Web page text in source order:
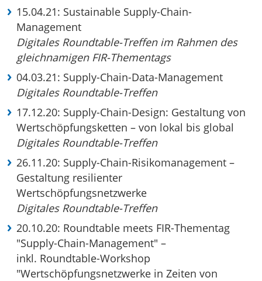
15.04.21: Sustainable Supply-Chain-
Management
Digitales Roundtable-Treffen im Rahmen des
gleichnamigen FIR-Thementags
04.03.21: Supply-Chain-Data-Management
Digitales Roundtable-Treffen
17.12.20: Supply-Chain-Design: Gestaltung von
Wertschöpfungsketten – von lokal bis global
Digitales Roundtable-Treffen
26.11.20: Supply-Chain-Risikomanagement –
Gestaltung resilienter
Wertschöpfungsnetzwerke
Digitales Roundtable-Treffen
20.10.20: Roundtable meets FIR-Thementag
"Supply-Chain-Management" –
inkl. Roundtable-Workshop
"Wertschöpfungsnetzwerke in Zeiten von